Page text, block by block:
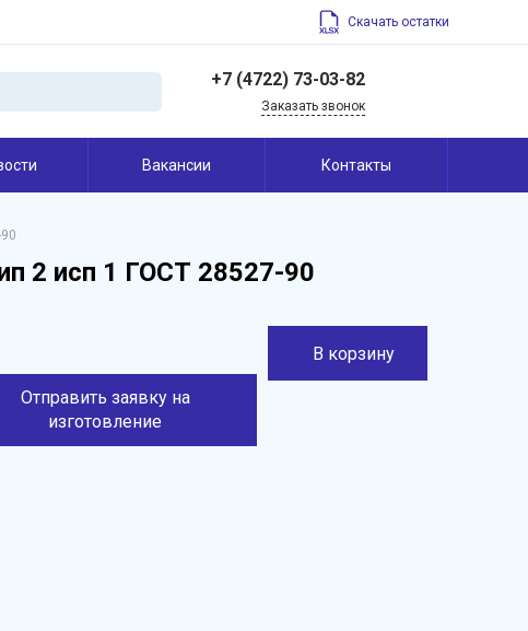
Скачать остатки
+7 (4722) 73-03-82
Заказать звонок
Вакансии Контакты
2 исп 1 ГОСТ 28527-90
Отправить заявку на
изготовление
В корзину